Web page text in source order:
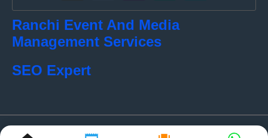
Ranchi Event And Media
Management Services
SEO Expert
© localkhabar.com • All rights reserved